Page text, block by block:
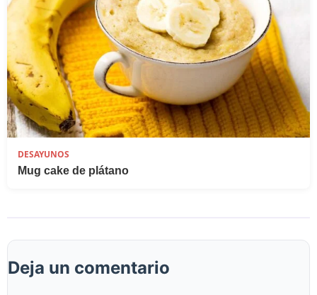
DESAYUNOS
Mug cake de plátano
Deja un comentario